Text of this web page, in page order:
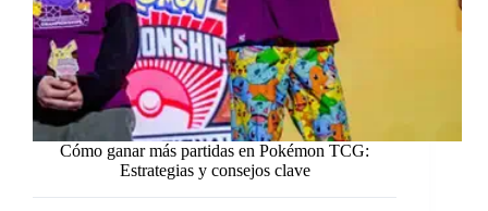
Cómo ganar más partidas en Pokémon TCG:
Estrategias y consejos clave